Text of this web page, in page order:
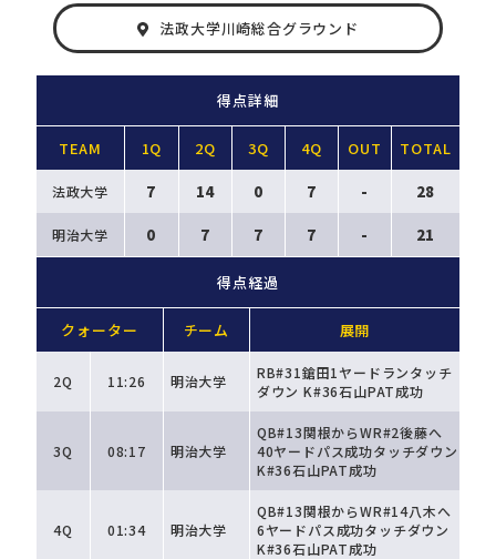
法政大学川崎総合グラウンド
得点詳細
TEAM 1Q 2Q 3Q 4Q OUT TOTAL
法政大学 7 14 0 7 - 28
明治大学 0 7 7 7 - 21
得点経過
クォーター チーム 展開
2Q 11:26 明治大学
RB#31鎗田1ヤードランタッチ
ダウン K#36石山PAT成功
3Q 08:17 明治大学
QB#13関根からWR#2後藤へ
40ヤードパス成功タッチダウン
K#36石山PAT成功
4Q 01:34 明治大学
QB#13関根からWR#14八木へ
6ヤードパス成功タッチダウン
K#36石山PAT成功